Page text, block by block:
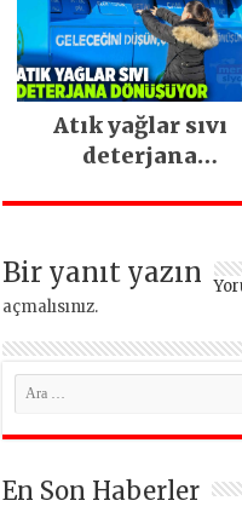
Atık yağlar sıvı
deterjana
Bir yanıt yazın
açmalısınız.
En Son Haberler